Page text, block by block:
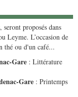
proposés dans
Leyme. L’occasion de
thé ou d'un café...
Gare : Littérature
Gare : Printemps